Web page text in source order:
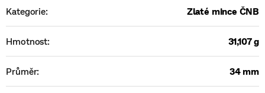
Kategorie: Zlaté mince ČNB
Hmotnost: 31,107 g
Průměr: 34 mm